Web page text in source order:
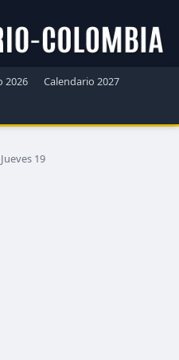
2026
Calendario 2027
Jueves 19